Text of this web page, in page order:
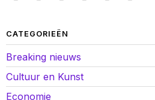
CATEGORIEËN
Breaking nieuws
Cultuur en Kunst
Economie